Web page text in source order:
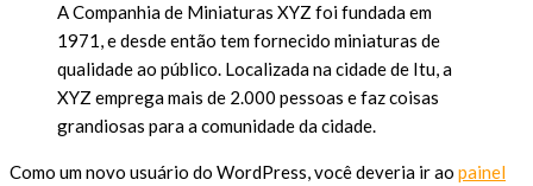
A Companhia de Miniaturas XYZ foi fundada em
1971, e desde então tem fornecido miniaturas de
qualidade ao público. Localizada na cidade de Itu, a
XYZ emprega mais de 2.000 pessoas e faz coisas
grandiosas para a comunidade da cidade.
Como um novo usuário do WordPress, você deveria ir ao painel